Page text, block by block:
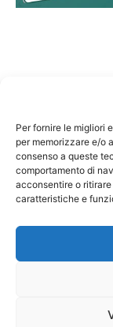
Per fornire le migliori
per memorizzare e/o
consenso a queste
comportamento di
acconsentire o
caratteristiche e